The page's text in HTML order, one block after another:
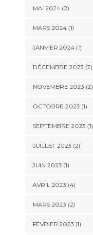
MAI 2024(2)
MARS 2024(1)
JANVIER 2024(1)
DÉCEMBRE 2023 (2)
NOVEMBRE 2023 (2)
OCTOBRE 2023 (1)
SEPTEMBRE 2023 (1)
JUILLET 2023 (2)
JUIN 2023 (1)
AVRIL 2023 (4)
MARS 2023 (2)
FÉVRIER 2023 (1)